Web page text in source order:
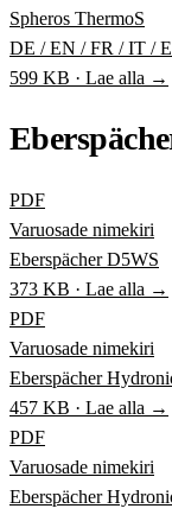
Spheros ThermoS
DE / EN / FR / IT /
599 KB · Lae alla →
PDF
Varuosade nimekiri
Eberspächer D5WS
373 KB · Lae alla →
PDF
Varuosade nimekiri
Eberspächer
457 KB · Lae alla →
PDF
Varuosade nimekiri
Eberspächer